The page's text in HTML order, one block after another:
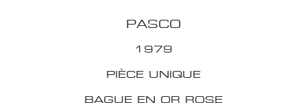
PASCO
1979
PIÈCE UNIQUE
BAGUE EN OR ROSE